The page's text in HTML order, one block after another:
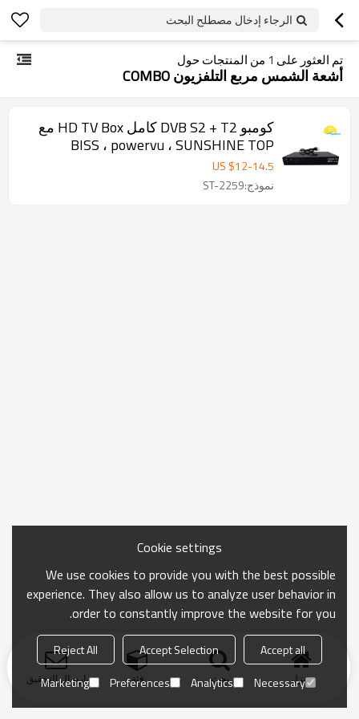
الرجاء إدخال مصطلح البحث
تم العثور على 1 من المنتجات حول
أشعة الشمس مربع التلفزيون COMBO
كومبو DVB S2 + T2 كامل HD TV Box مع
BISS ، powervu ، SUNSHINE TOP
FACTORY مباشرة
US $12-14.5
نموذج:ST-2259
منزل بحث فئة ارسال التحقيق
Cookie settings
We use cookies to provide you with the best possible
experience. They also allow us to analyze user behavior in
order to constantly improve the website for you.
Accept all
Accept Selection
Reject All
Necessary
Analytics
Preferences
Marketing